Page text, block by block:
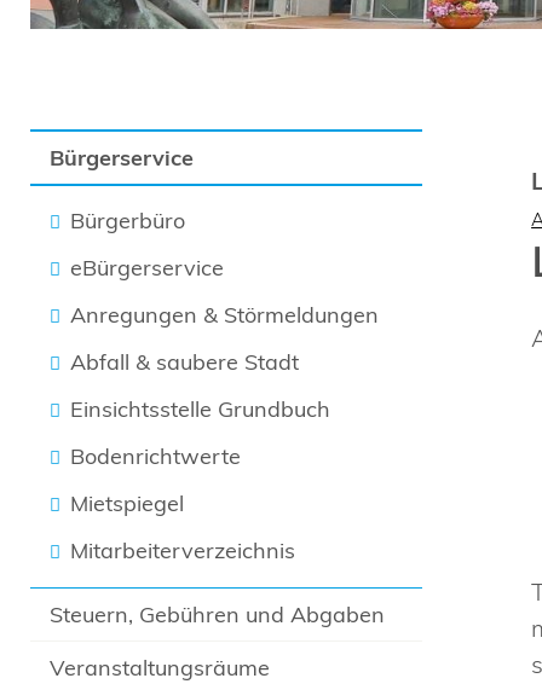
Bürgerservice
Bürgerbüro
eBürgerservice
Anregungen & Störmeldungen
Abfall & saubere Stadt
Einsichtsstelle Grundbuch
Bodenrichtwerte
Mietspiegel
Mitarbeiterverzeichnis
Steuern, Gebühren und Abgaben
Veranstaltungsräume